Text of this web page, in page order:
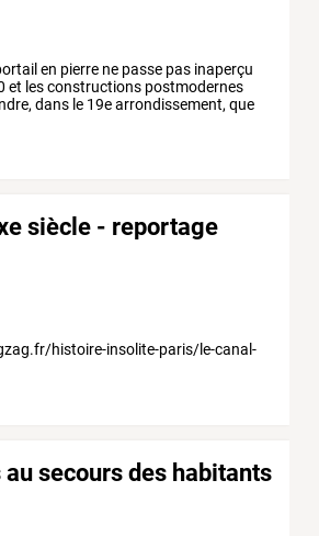
en pierre ne passe pas inaperçu
et lesconstructions postmodernes
dans le 19earrondissement,que
siècle - reportage
histoire-insolite-paris/le-canal-
secours des habitants